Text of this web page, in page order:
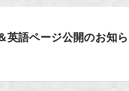
英語ページ公開のお知ら